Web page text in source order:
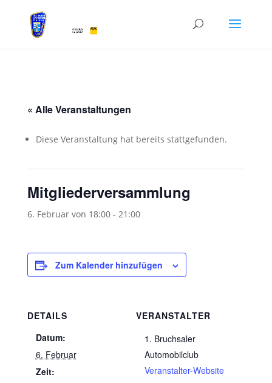
« Alle Veranstaltungen
Diese Veranstaltung hat bereits stattgefunden.
Mitgliederversammlung
6. Februar von 18:00- 21:00
Zum Kalender hinzufügen
DETAILS
Datum:
6. Februar
Zeit:
VERANSTALTER
1. Bruchsaler
Automobilclub
Veranstalter-Website